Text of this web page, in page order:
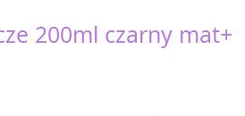
200ml czarny mat+